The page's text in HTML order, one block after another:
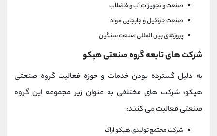
صنعت و تجهیزات آب و فاضلاب
صنعت جرثقیل و جابجایی مواد
پروژهای بین المللی صنعت سنگین
شرکت های تابعه گروه صنعتی هپکو
به دلیل گسترده بودن خدمات و حوزه فعالیت گروه صنعتی
هپکو، شرکت های مختلفی به عنوان زیر مجموعه این گروه
صنعتی فعالیت می کنند:
شرکت مجتمع تولیدی هپکو اراک